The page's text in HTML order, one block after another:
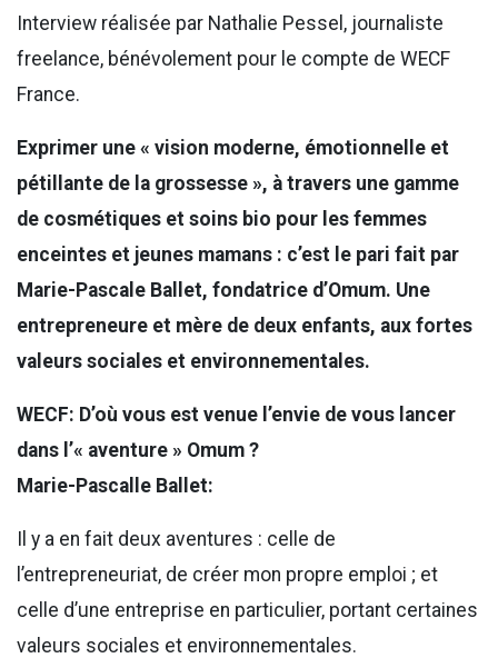
Interview réalisée par Nathalie Pessel, journaliste
freelance, bénévolement pour le compte de WECF
France.
Exprimer une « vision moderne, émotionnelle et
pétillante de la grossesse », à travers une gamme
de cosmétiques et soins bio pour les femmes
enceintes et jeunes mamans : c’est le pari fait par
Marie-Pascale Ballet, fondatrice d’Omum. Une
entrepreneure et mère de deux enfants, aux fortes
valeurs sociales et environnementales.
WECF: D’où vous est venue l’envie de vous lancer
dans l’« aventure » Omum ?
Marie-Pascalle Ballet:
Il y a en fait deux aventures : celle de
l’entrepreneuriat, de créer mon propre emploi ; et
celle d’une entreprise en particulier, portant certaines
valeurs sociales et environnementales.